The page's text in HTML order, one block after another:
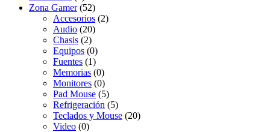
Zona Gamer (52)
Accesorios (2)
Audio (20)
Chasis (2)
Equipos (0)
Fuentes (1)
Memorias (0)
Monitores (0)
Pad Mouse (5)
Refrigeración (5)
Teclados y Mouse (20)
Video (0)